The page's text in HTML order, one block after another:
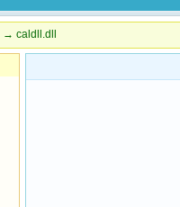
→ caldll.dll